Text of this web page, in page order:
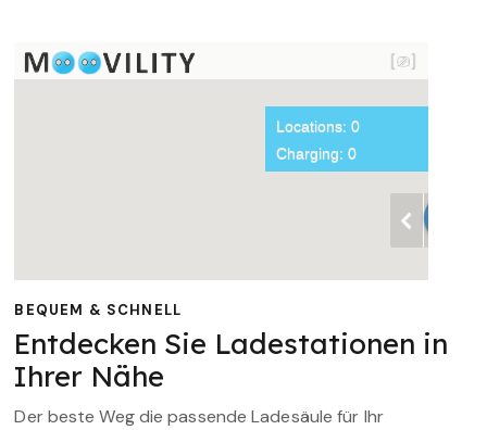
BEQUEM & SCHNELL
Entdecken Sie Ladestationen in
Ihrer Nähe
Der beste Weg die passende Ladesäule für Ihr